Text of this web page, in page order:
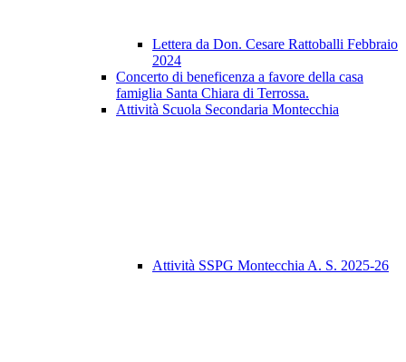
Lettera da Don. Cesare Rattoballi Febbraio
2024
Concerto di beneficenza a favore della casa
famiglia Santa Chiara di Terrossa.
Attività Scuola Secondaria Montecchia
Attività SSPG Montecchia A. S. 2025-26